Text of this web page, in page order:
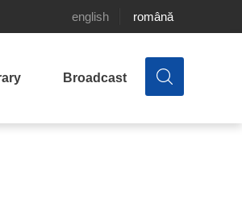
english română
Broadcast